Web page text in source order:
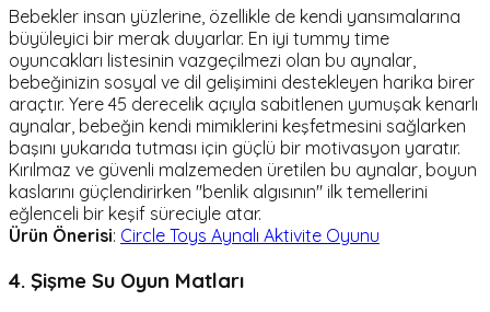
Bebekler insan yüzlerine, özellikle de kendi yansımalarına
büyüleyici bir merak duyarlar. En iyi tummy time
oyuncakları listesinin vazgeçilmezi olan bu aynalar,
bebeğinizin sosyal ve dil gelişimini destekleyen harika birer
araçtır. Yere 45 derecelik açıyla sabitlenen yumuşak kenarlı
aynalar, bebeğin kendi mimiklerini keşfetmesini sağlarken
başını yukarıda tutması için güçlü bir motivasyon yaratır.
Kırılmaz ve güvenli malzemeden üretilen bu aynalar, boyun
kaslarını güçlendirirken "benlik algısının" ilk temellerini
eğlenceli bir keşif süreciyle atar.
Ürün Önerisi: Circle Toys Aynalı Aktivite Oyunu
4. Şişme Su Oyun Matları